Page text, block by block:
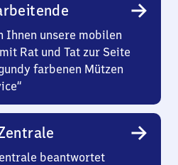
Ihnen unsere mobilen
Rat und Tat zur Seite
farbenen Mützen
beantwortet